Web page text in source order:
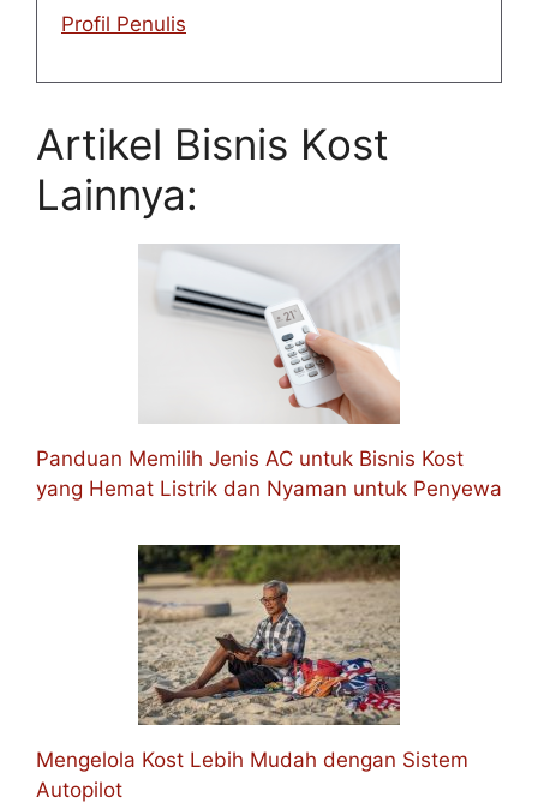
Profil Penulis
Artikel Bisnis Kost
Lainnya:
Panduan Memilih Jenis AC untuk Bisnis Kost
yang Hemat Listrik dan Nyaman untuk Penyewa
Mengelola Kost Lebih Mudah dengan Sistem
Autopilot